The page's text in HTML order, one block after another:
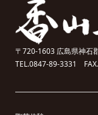
〒720-1603 広島県神石
TEL.0847-89-3331